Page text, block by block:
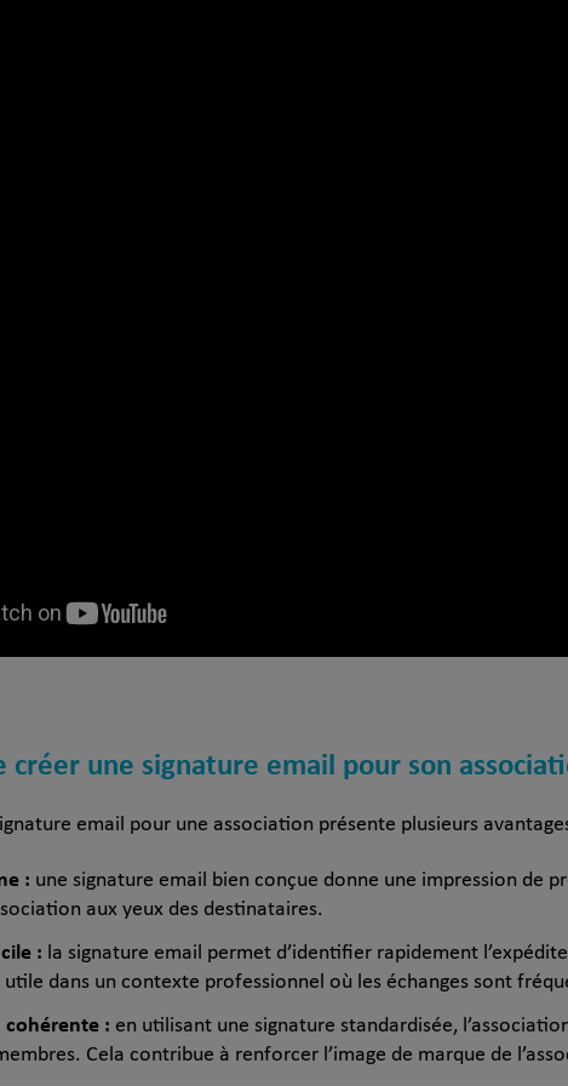
créer une signature email pour son
email pour une association présente plusieurs
: une signature email bien conçue donne une impression de
aux yeux des destinataires.
: la signature email permet d’identifier rapidement
dans un contexte professionnel où les échanges sont
: en utilisant une signature standardisée,
Cela contribue à renforcer l’image de marque de